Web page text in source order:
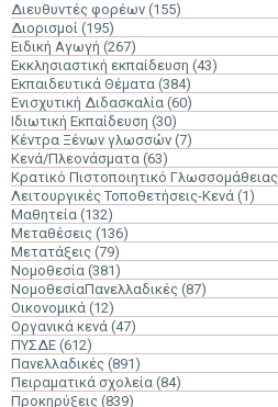
Διευθυντές φορέων (155)
Διορισμοί (195)
Ειδική Αγωγή (267)
Εκκλησιαστική εκπαίδευση (43)
Εκπαιδευτικά Θέματα (384)
Ενισχυτική Διδασκαλία (60)
Ιδιωτική Εκπαίδευση (30)
Κέντρα Ξένων γλωσσών (7)
Κενά/Πλεονάσματα (63)
Κρατικό Πιστοποιητικό Γλωσσομάθειας
Λειτουργικές Τοποθετήσεις-Κενά (1)
Μαθητεία (132)
Μεταθέσεις (136)
Μετατάξεις (79)
Νομοθεσία (381)
ΝομοθεσίαΠανελλαδικές (87)
Οικονομικά (12)
Οργανικά κενά (47)
ΠΥΣΔΕ (612)
Πανελλαδικές (891)
Πειραματικά σχολεία (84)
Προκηρύξεις (839)